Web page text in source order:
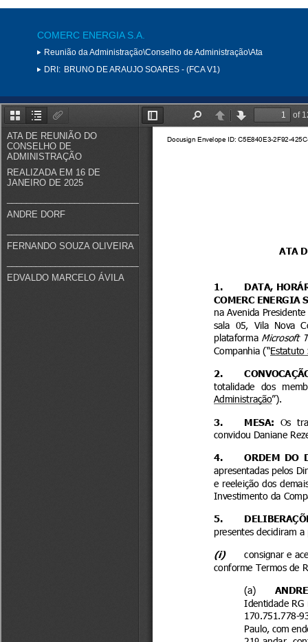
COMERC ENERGIA S.A.
Reunião da Administração\Conselho de Administração\Ata
DRI: BRUNO DE ARAUJO SOARES - (FCA V1)